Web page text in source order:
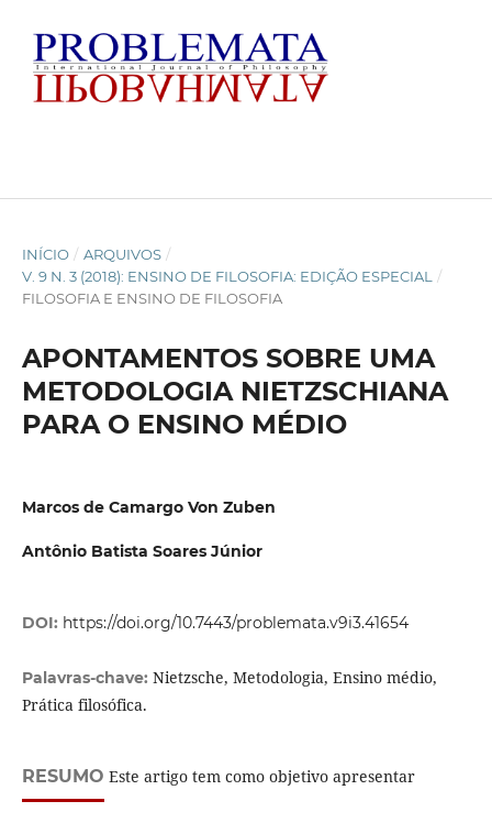
INÍCIO / ARQUIVOS /
V. 9 N. 3 (2018): ENSINO DE FILOSOFIA: EDIÇÃO ESPECIAL
/
FILOSOFIA E ENSINO DE FILOSOFIA
APONTAMENTOS SOBRE UMA
METODOLOGIA NIETZSCHIANA
PARA O ENSINO MÉDIO
Marcos de Camargo Von Zuben
Antônio Batista Soares Júnior
DOI: https://doi.org/10.7443/problemata.v9i3.41654
Palavras-chave: Nietzsche, Metodologia, Ensino médio,
Prática filosófica.
RESUMO Este artigo tem como objetivo apresentar